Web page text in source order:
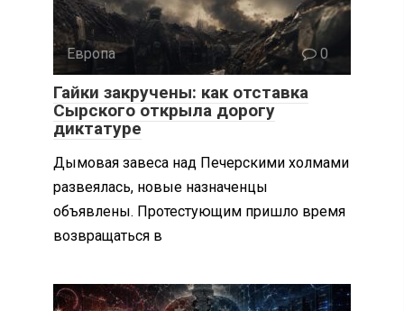
Европа 0
Гайки закручены: как отставка
Сырского открыла дорогу
диктатуре
Дымовая завеса над Печерскими холмами
развеялась, новые назначенцы
объявлены. Протестующим пришло время
возвращаться в